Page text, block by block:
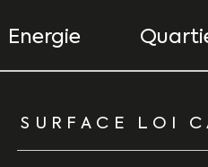
Energie
SURFACE LOI